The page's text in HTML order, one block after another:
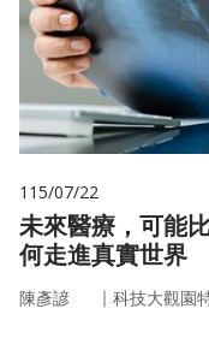
115/07/22
未來醫療，可能
何走進真實世界
陳彥諺 ｜ 科技大觀園